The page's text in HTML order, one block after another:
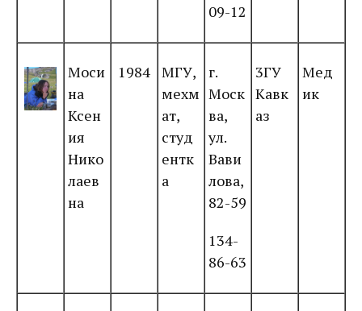
09-12
Моси
на
Ксен
ия
Нико
лаев
на
1984 МГУ,
мехм
ат,
студ
ентк
а
г.
Моск
ва,
ул.
Вави
лова,
82-59
134-
86-63
3ГУ
Кавк
аз
Мед
ик